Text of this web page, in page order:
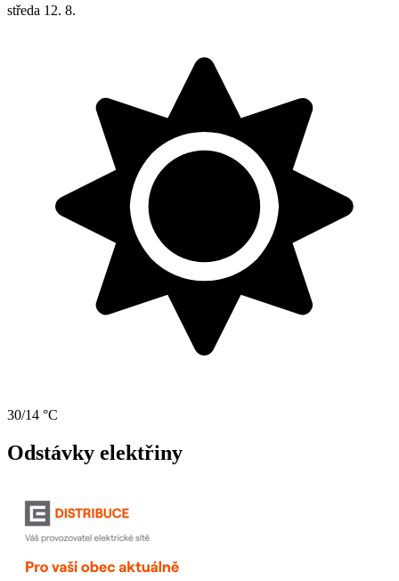
středa 12. 8.
30/14 °C
Odstávky elektřiny